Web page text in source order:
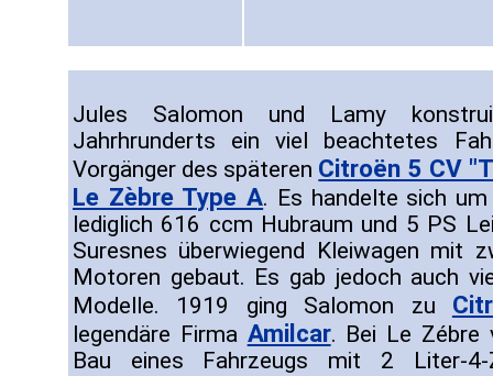
Jules Salomon und Lamy
Jahrhrunderts ein viel beachtetes
Vorgänger des späteren Citroën 5 CV
Le Zèbre Type A. Es handelte sich
lediglich 616 ccm Hubraum und 5 PS
Suresnes überwiegend Kleiwagen mit
Motoren gebaut. Es gab jedoch auch
Modelle. 1919 ging Salomon zu
legendäre Firma Amilcar. Bei Le Zébre
Bau eines Fahrzeugs mit 2 Liter-4-